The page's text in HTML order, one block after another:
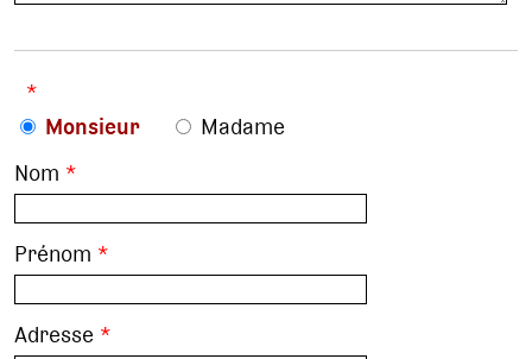
*
Monsieur
Madame
Nom *
Prénom *
Adresse *